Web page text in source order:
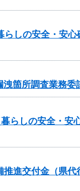
しの安全・安
箇所調査業務委
しの安全・安
進交付金（県代